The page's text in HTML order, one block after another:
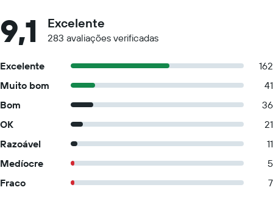
9,1 Excelente
283 avaliações verificadas
Excelente
162
Muito bom
41
Bom
36
OK
21
Razoável
11
Medíocre
5
Fraco
7